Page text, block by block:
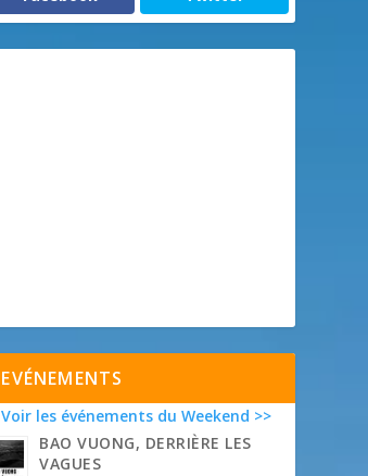
EVÉNEMENTS
Voir les événements du Weekend >>
BAO VUONG, DERRIÈRE LES
VAGUES